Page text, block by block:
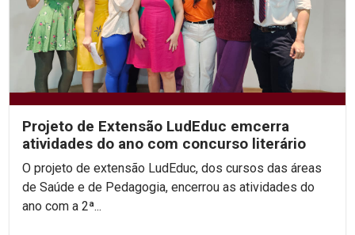
Projeto de Extensão LudEduc emcerra
atividades do ano com concurso literário
O projeto de extensão LudEduc, dos cursos das áreas
de Saúde e de Pedagogia, encerrou as atividades do
ano com a 2ª...